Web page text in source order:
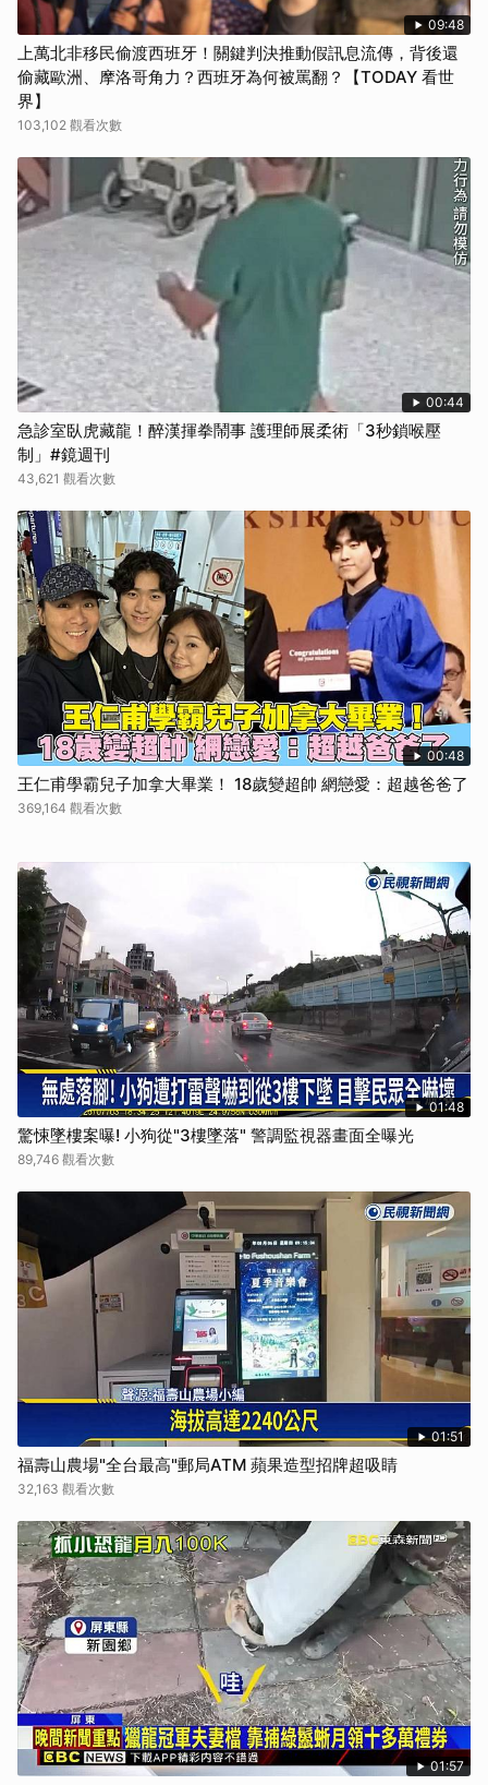
09:48
上萬北非移民偷渡西班牙！關鍵判決推動假訊息流傳，背後還
偷藏歐洲、摩洛哥角力？西班牙為何被罵翻？【TODAY 看世
界】
103,102 觀看次數
00:44
急診室臥虎藏龍！醉漢揮拳鬧事 護理師展柔術「3秒鎖喉壓
制」#鏡週刊
43,621 觀看次數
00:48
王仁甫學霸兒子加拿大畢業！ 18歲變超帥 網戀愛：超越爸爸了
369,164 觀看次數
01:48
驚悚墜樓案曝! 小狗從"3樓墜落" 警調監視器畫面全曝光
89,746 觀看次數
01:51
福壽山農場"全台最高"郵局ATM 蘋果造型招牌超吸睛
32,163 觀看次數
01:57